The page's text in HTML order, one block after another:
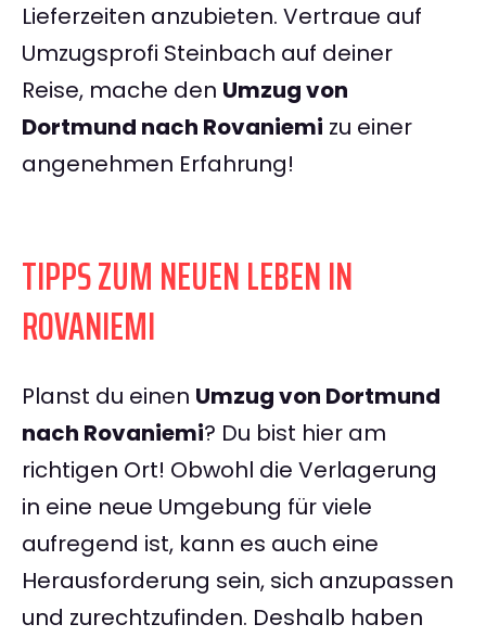
Lieferzeiten anzubieten. Vertraue auf
Umzugsprofi Steinbach auf deiner
Reise, mache den Umzug von
Dortmund nach Rovaniemi zu einer
angenehmen Erfahrung!
TIPPS ZUM NEUEN LEBEN IN
ROVANIEMI
Planst du einen Umzug von Dortmund
nach Rovaniemi? Du bist hier am
richtigen Ort! Obwohl die Verlagerung
in eine neue Umgebung für viele
aufregend ist, kann es auch eine
Herausforderung sein, sich anzupassen
und zurechtzufinden. Deshalb haben